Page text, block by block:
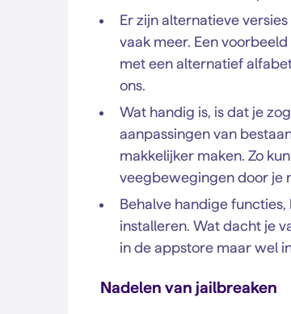
Er zijn alternatieve
vaak meer. Een
met een alternatief
ons.
Wat handig is, is dat je
aanpassingen van
makkelijker maken. Zo
veegbewegingen door je
Behalve handige
installeren. Wat dacht je
in de appstore maar wel
Nadelen van jailbreaken